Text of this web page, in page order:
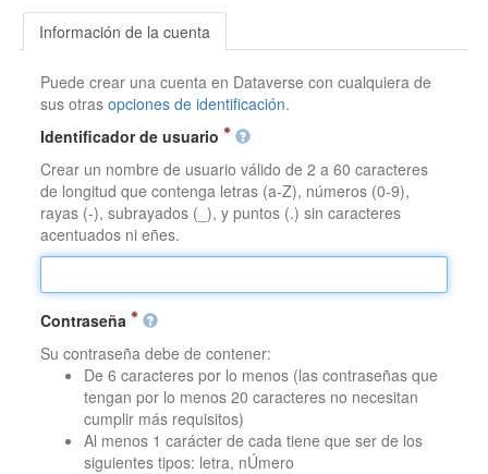
Información de la cuenta
Puede crear una cuenta en Dataverse con cualquiera de
sus otrasopciones de identificación.
Identificador de usuario
Crear un nombre de usuario válido de 2 a 60 caracteres
de longitud que contenga letras (a-Z), números (0-9),
rayas (-), subrayados (_), y puntos (.) sin caracteres
acentuados ni eñes.
Contraseña
Su contraseña debe de contener:
De 6 caracteres por lo menos (las contraseñas que
tengan por lo menos 20 caracteres no necesitan
cumplir más requisitos)
Al menos 1 carácter de cada tiene que ser de los
siguientes tipos: letra, nÚmero